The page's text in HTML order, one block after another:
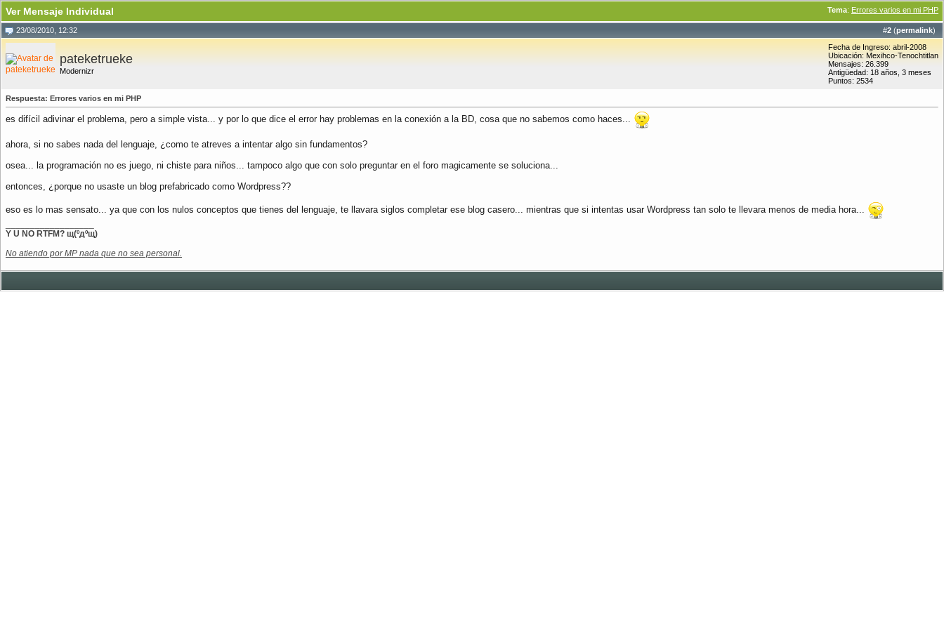
Tema: Errores varios en mi PHP
Ver Mensaje Individual
#2 (permalink)
23/08/2010, 12:32
pateketrueke
Modernizr
Fecha de Ingreso: abril-2008
Ubicación: Mexihco-Tenochtitlan
Mensajes: 26.399
Antigüedad: 18 años, 3 meses
Puntos: 2534
Respuesta: Errores varios en mi PHP
es difícil adivinar el problema, pero a simple vista... y por lo que dice el error hay problemas en la conexión a la BD, cosa que no sabemos como haces...
ahora, si no sabes nada del lenguaje, ¿como te atreves a intentar algo sin fundamentos?
osea... la programación no es juego, ni chiste para niños... tampoco algo que con solo preguntar en el foro magicamente se soluciona...
entonces, ¿porque no usaste un blog prefabricado como Wordpress??
eso es lo mas sensato... ya que con los nulos conceptos que tienes del lenguaje, te llavara siglos completar ese blog casero... mientras que si intentas usar Wordpress tan solo te llevara menos de media hora...
Y U NO RTFM? щ(ºдºщ)
No atiendo por MP nada que no sea personal.